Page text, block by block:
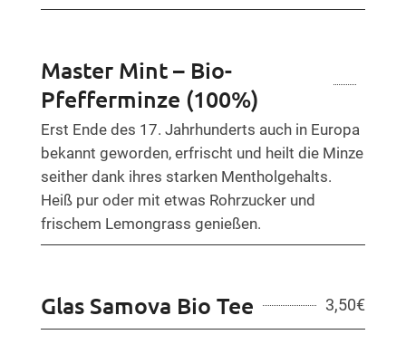
Master Mint – Bio-
Pfefferminze (100%)
Erst Ende des 17. Jahrhunderts auch in Europa
bekannt geworden, erfrischt und heilt die Minze
seither dank ihres starken Mentholgehalts.
Heiß pur oder mit etwas Rohrzucker und
frischem Lemongrass genießen.
Glas Samova Bio Tee €
3,50